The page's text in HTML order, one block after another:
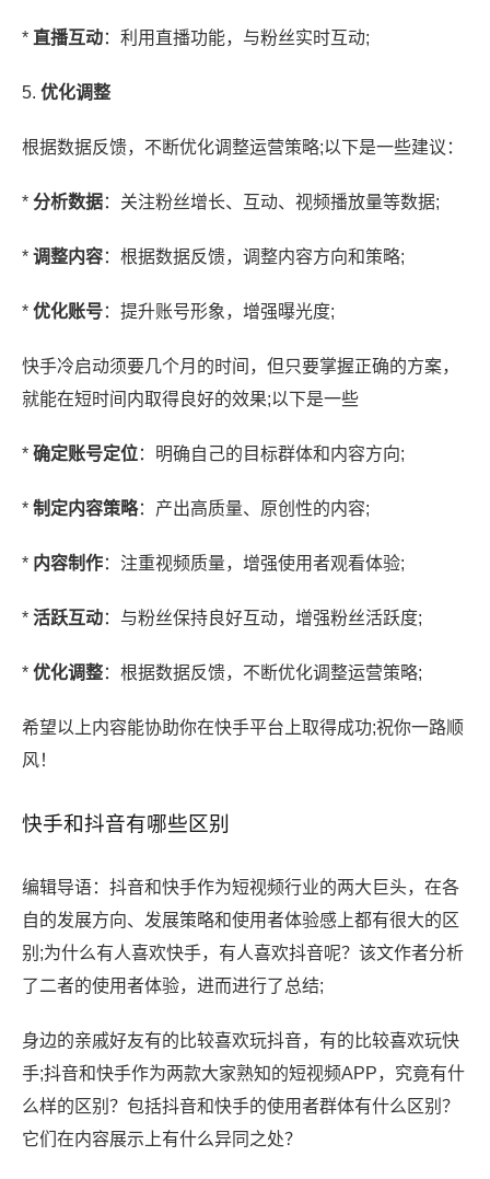
* 直播互动：利用直播功能，与粉丝实时互动;
5. 优化调整
根据数据反馈，不断优化调整运营策略;以下是一些建议：
* 分析数据：关注粉丝增长、互动、视频播放量等数据;
* 调整内容：根据数据反馈，调整内容方向和策略;
* 优化账号：提升账号形象，增强曝光度;
快手冷启动须要几个月的时间，但只要掌握正确的方案，
就能在短时间内取得良好的效果;以下是一些
* 确定账号定位：明确自己的目标群体和内容方向;
* 制定内容策略：产出高质量、原创性的内容;
* 内容制作：注重视频质量，增强使用者观看体验;
* 活跃互动：与粉丝保持良好互动，增强粉丝活跃度;
* 优化调整：根据数据反馈，不断优化调整运营策略;
希望以上内容能协助你在快手平台上取得成功;祝你一路顺
风！
快手和抖音有哪些区别
编辑导语：抖音和快手作为短视频行业的两大巨头，在各
自的发展方向、发展策略和使用者体验感上都有很大的区
别;为什么有人喜欢快手，有人喜欢抖音呢？该文作者分析
了二者的使用者体验，进而进行了总结;
身边的亲戚好友有的比较喜欢玩抖音，有的比较喜欢玩快
手;抖音和快手作为两款大家熟知的短视频APP，究竟有什
么样的区别？包括抖音和快手的使用者群体有什么区别？
它们在内容展示上有什么异同之处？